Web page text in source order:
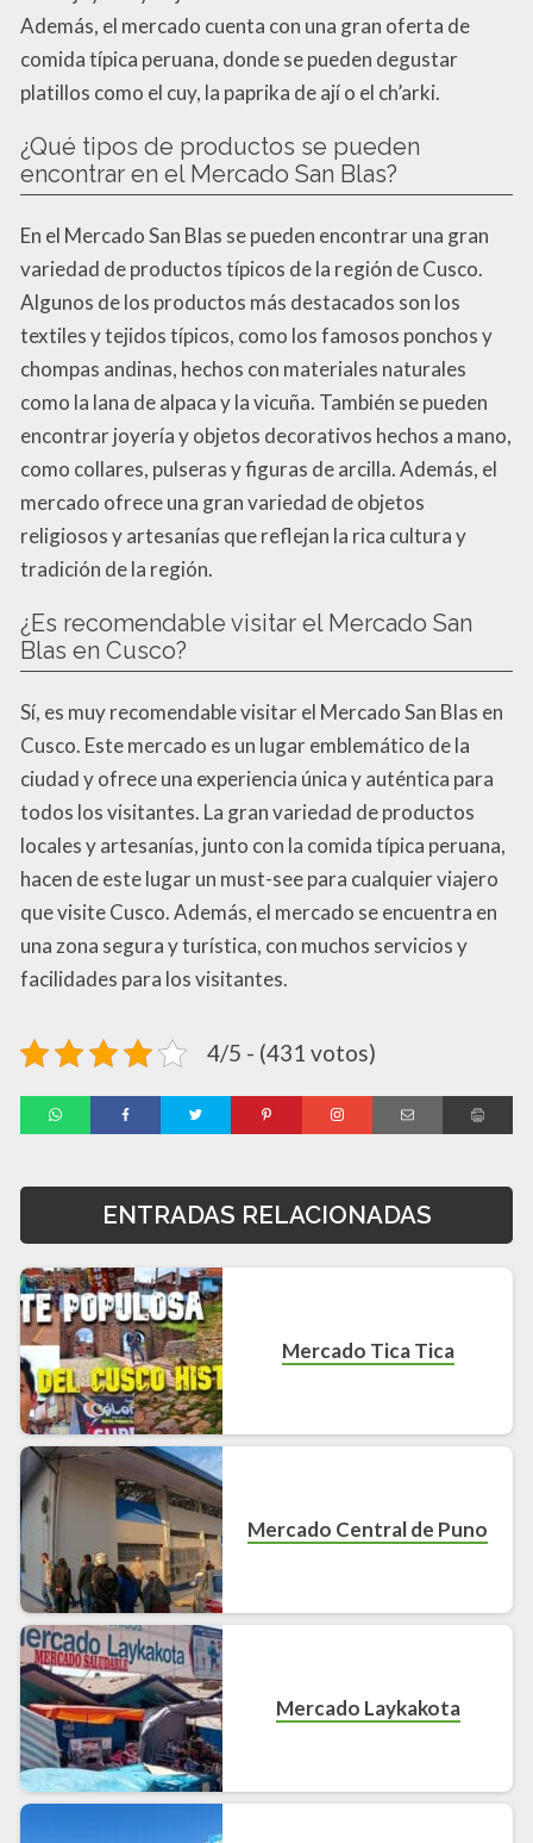
Además, el mercado cuenta con una gran oferta de
comida típica peruana, donde se pueden degustar
platillos como el cuy, la paprika de ají o el ch’arki.
¿Qué tipos de productos se pueden
encontrar en el Mercado San Blas?
En el Mercado San Blas se pueden encontrar una gran
variedad de productos típicos de la región de Cusco.
Algunos de los productos más destacados son los
textiles y tejidos típicos, como los famosos ponchos y
chompas andinas, hechos con materiales naturales
como la lana de alpaca y la vicuña. También se pueden
encontrar joyería y objetos decorativos hechos a mano,
como collares, pulseras y figuras de arcilla. Además, el
mercado ofrece una gran variedad de objetos
religiosos y artesanías que reflejan la rica cultura y
tradición de la región.
¿Es recomendable visitar el Mercado San
Blas en Cusco?
Sí, es muy recomendable visitar el Mercado San Blas en
Cusco. Este mercado es un lugar emblemático de la
ciudad y ofrece una experiencia única y auténtica para
todos los visitantes. La gran variedad de productos
locales y artesanías, junto con la comida típica peruana,
hacen de este lugar un must-see para cualquier viajero
que visite Cusco. Además, el mercado se encuentra en
una zona segura y turística, con muchos servicios y
facilidades para los visitantes.
4/5 - (431 votos)
ENTRADAS RELACIONADAS
Mercado Tica Tica
Mercado Central de Puno
Mercado Laykakota